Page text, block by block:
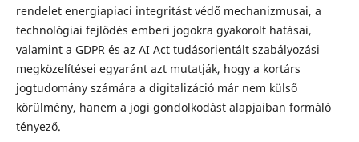
rendelet energiapiaci integritást védő mechanizmusai, a
technológiai fejlődés emberi jogokra gyakorolt hatásai,
valamint a GDPR és az AI Act tudásorientált szabályozási
megközelítései egyaránt azt mutatják, hogy a kortárs
jogtudomány számára a digitalizáció már nem külső
körülmény, hanem a jogi gondolkodást alapjaiban formáló
tényező.